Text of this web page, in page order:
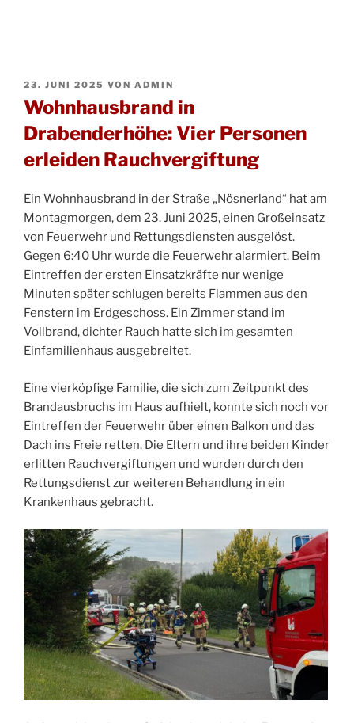
VERÖFFENTLICHT
AM
23. JUNI 2025 VON ADMIN
Wohnhausbrand in
Drabenderhöhe: Vier Personen
erleiden Rauchvergiftung
Ein Wohnhausbrand in der Straße „Nösnerland“ hat am
Montagmorgen, dem 23. Juni 2025, einen Großeinsatz
von Feuerwehr und Rettungsdiensten ausgelöst.
Gegen 6:40 Uhr wurde die Feuerwehr alarmiert. Beim
Eintreffen der ersten Einsatzkräfte nur wenige
Minuten später schlugen bereits Flammen aus den
Fenstern im Erdgeschoss. Ein Zimmer stand im
Vollbrand, dichter Rauch hatte sich im gesamten
Einfamilienhaus ausgebreitet.
Eine vierköpfige Familie, die sich zum Zeitpunkt des
Brandausbruchs im Haus aufhielt, konnte sich noch vor
Eintreffen der Feuerwehr über einen Balkon und das
Dach ins Freie retten. Die Eltern und ihre beiden Kinder
erlitten Rauchvergiftungen und wurden durch den
Rettungsdienst zur weiteren Behandlung in ein
Krankenhaus gebracht.